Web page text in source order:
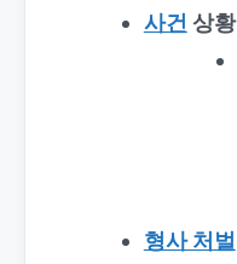
사건 상황
형사 처벌